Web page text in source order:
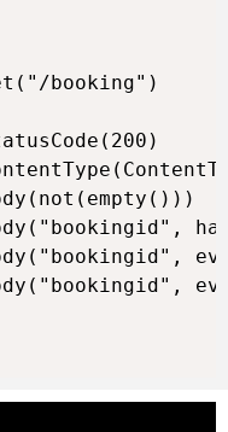
booking")